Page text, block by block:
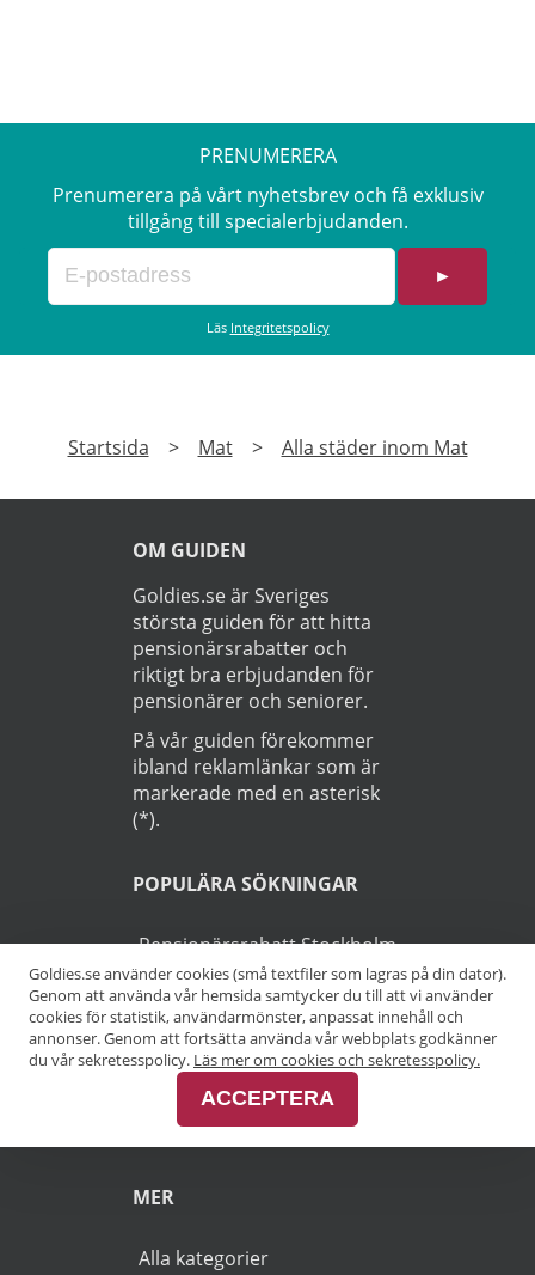
PRENUMERERA
Prenumerera på vårt nyhetsbrev och få exklusiv
tillgång till specialerbjudanden.
►
Läs Integritetspolicy
Startsida > Mat > Alla städer inom Mat
OM GUIDEN
Goldies.se är Sveriges
största guiden för att hitta
pensionärsrabatter och
riktigt bra erbjudanden för
pensionärer och seniorer.
På vår guiden förekommer
ibland reklamlänkar som är
markerade med en asterisk
(*).
POPULÄRA SÖKNINGAR
Pensionärsrabatt Stockholm
Pensionärsrabatt Göteborg
Pensionärsrabatt Malmö
Pensionärsrabatt Skåne
MER
Alla kategorier
Goldies.se använder cookies (små textfiler som lagras på din dator).
Genom att använda vår hemsida samtycker du till att vi använder
cookies för statistik, användarmönster, anpassat innehåll och
annonser. Genom att fortsätta använda vår webbplats godkänner
du vår sekretesspolicy. Läs mer om cookies och sekretesspolicy.
ACCEPTERA